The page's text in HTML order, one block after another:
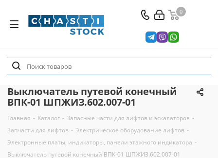
0
Выключатель путевой конечный
ВПК-01 ШПЖИЗ.602.007-01
Главная - Каталог - Запасные части для лифтов и эскалаторов -
Запчасти для лифтов - Электрическое оборудование лифтов -
Электронные платы, индикаторы, панели этажного индикатора -
Выключатель путевой конечный ВПК-01 ШПЖИЗ.602.007-01